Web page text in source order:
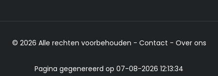
© 2026 Alle rechten voorbehouden - Contact - Over ons
Pagina gegenereerd op 07-08-2026 12:13:34